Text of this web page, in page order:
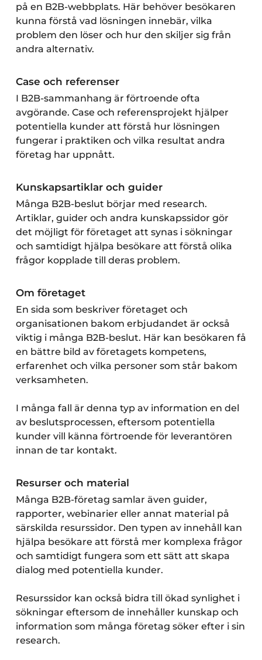
på en B2B-webbplats. Här behöver besökaren
kunna förstå vad lösningen innebär, vilka
problem den löser och hur den skiljer sig från
andra alternativ.
Case och referenser
I B2B-sammanhang är förtroende ofta
avgörande. Case och referensprojekt hjälper
potentiella kunder att förstå hur lösningen
fungerar i praktiken och vilka resultat andra
företag har uppnått.
Kunskapsartiklar och guider
Många B2B-beslut börjar med research.
Artiklar, guider och andra kunskapssidor gör
det möjligt för företaget att synas i sökningar
och samtidigt hjälpa besökare att förstå olika
frågor kopplade till deras problem.
Om företaget
En sida som beskriver företaget och
organisationen bakom erbjudandet är också
viktig i många B2B-beslut. Här kan besökaren få
en bättre bild av företagets kompetens,
erfarenhet och vilka personer som står bakom
verksamheten.
I många fall är denna typ av information en del
av beslutsprocessen, eftersom potentiella
kunder vill känna förtroende för leverantören
innan de tar kontakt.
Resurser och material
Många B2B-företag samlar även guider,
rapporter, webinarier eller annat material på
särskilda resurssidor. Den typen av innehåll kan
hjälpa besökare att förstå mer komplexa frågor
och samtidigt fungera som ett sätt att skapa
dialog med potentiella kunder.
Resurssidor kan också bidra till ökad synlighet i
sökningar eftersom de innehåller kunskap och
information som många företag söker efter i sin
research.